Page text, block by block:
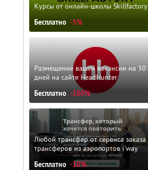
Курсы от онлайн-школы Skillfactory
Бесплатно -5%
Размещение вашей вакансии на 30
дней на сайте HeadHunter
Бесплатно -100%
Любой трансфер от сервиса заказа
трансферов из аэропортов i'way
Бесплатно -10%